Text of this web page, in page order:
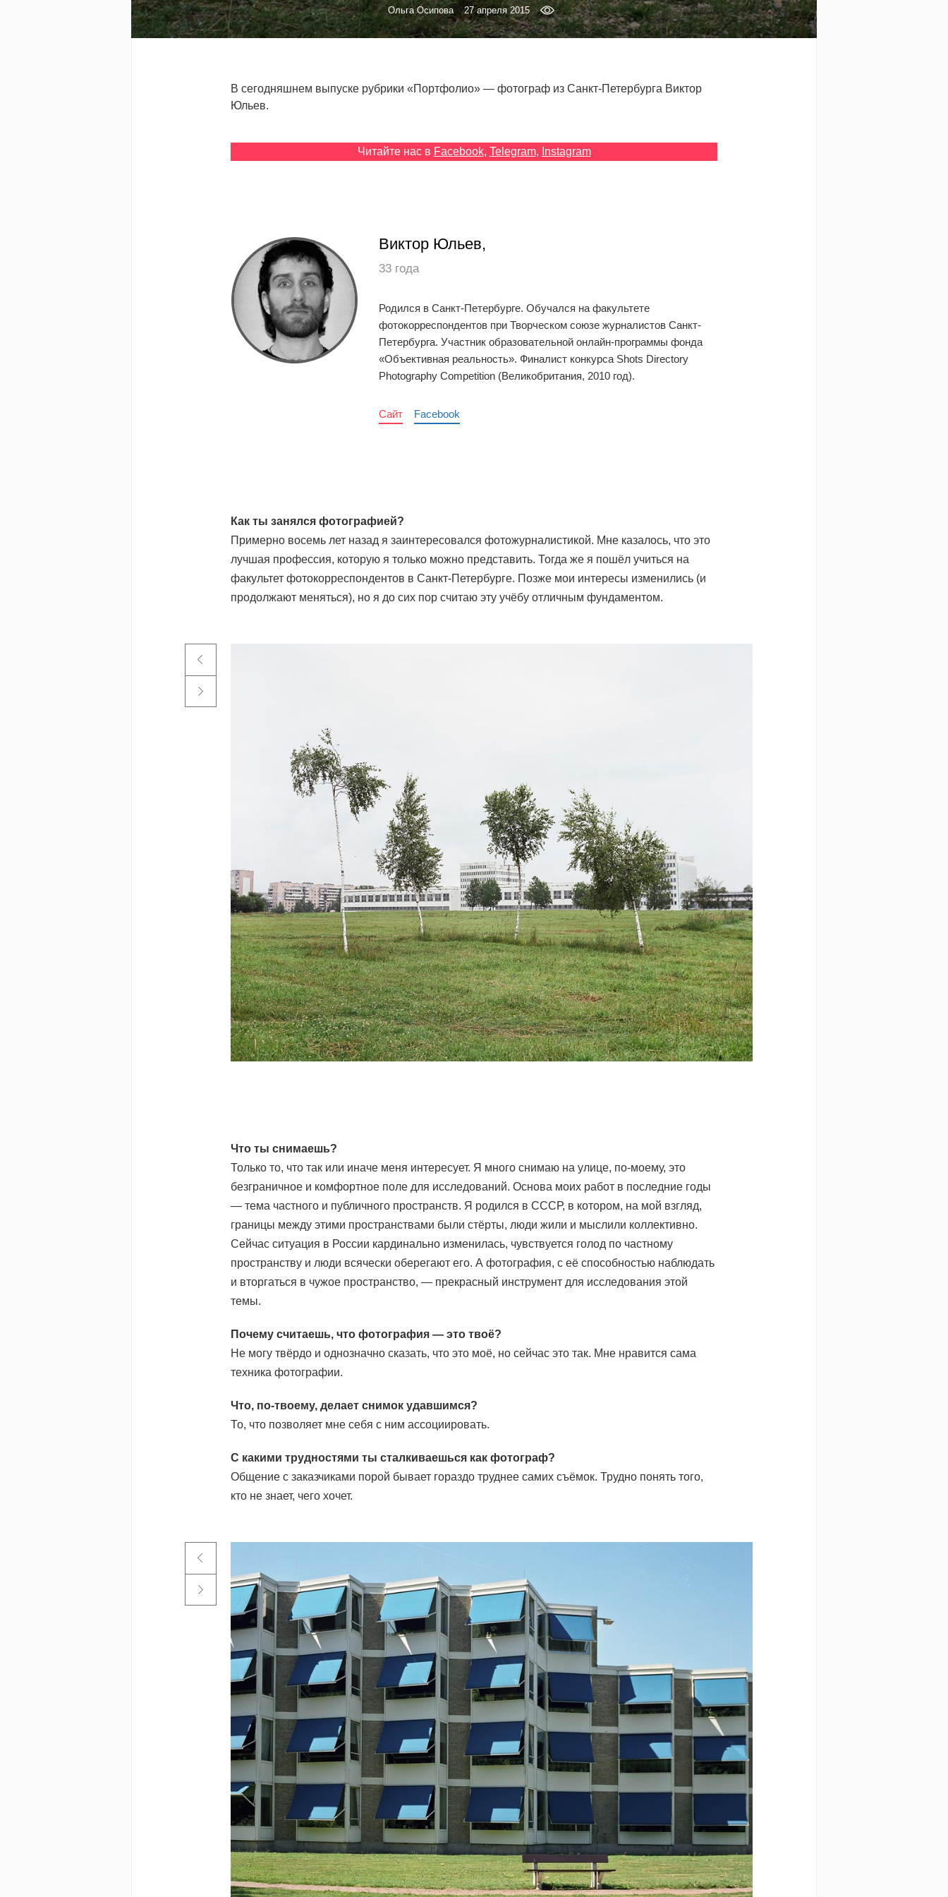
Ольга Осипова 27 апреля 2015
В сегодняшнем выпуске рубрики «Портфолио» — фотограф из Санкт-Петербурга Виктор
Юльев.
Читайте нас в Facebook, Telegram, Instagram
Виктор Юльев,
33 года
Родился в Санкт-Петербурге. Обучался на факультете
фотокорреспондентов при Творческом союзе журналистов Санкт-
Петербурга. Участник образовательной онлайн-программы фонда
«Объективная реальность». Финалист конкурса Shots Directory
Photography Competition (Вели­ко­бри­та­ния, 2010 год).
Сайт Facebook
Как ты занялся фотографией?
Примерно восемь лет назад я заинтересовался фотожурналистикой. Мне казалось, что это
лучшая профессия, которую я только можно представить. Тогда же я пошёл учиться на
факультет фотокорреспондентов в Санкт-Петербурге. Позже мои интересы изменились (и
продолжают меняться), но я до сих пор считаю эту учёбу отличным фундаментом.
Что ты снимаешь?
Только то, что так или иначе меня интересует. Я много снимаю на улице, по-моему, это
безграничное и комфортное поле для исследований. Основа моих работ в последние годы
— тема частного и публичного пространств. Я родился в СССР, в котором, на мой взгляд,
границы между этими пространствами были стёрты, люди жили и мыслили коллективно.
Сейчас ситуация в России кардинально изменилась, чувствуется голод по частному
пространству и люди всячески оберегают его. А фотография, с её способностью наблюдать
и вторгаться в чужое пространство, — прекрасный инструмент для исследования этой
темы.
Почему считаешь, что фотография — это твоё?
Не могу твёрдо и однозначно сказать, что это моё, но сейчас это так. Мне нравится сама
техника фотографии.
Что, по-твоему, делает снимок удавшимся?
То, что позволяет мне себя с ним ассоциировать.
С какими трудностями ты сталкиваешься как фотограф?
Общение с заказчиками порой бывает гораздо труднее самих съёмок. Трудно понять того,
кто не знает, чего хочет.